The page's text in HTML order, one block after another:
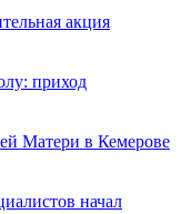
акция
приход
Матери в Кемерове
начал